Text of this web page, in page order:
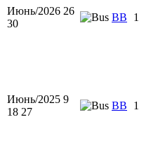
Июнь/2026 26
30
ВВ 1
Июнь/2025 9
18 27
BB 1